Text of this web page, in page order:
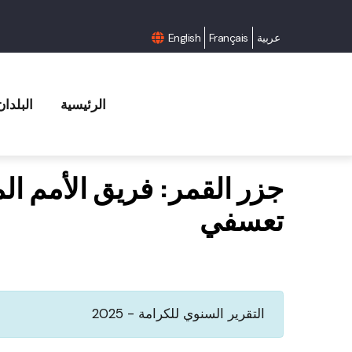
English Français عربية
الرئيسية
جزر القمر: فريق الأمم
تعسفي
التقرير السنوي للكرامة - 2025